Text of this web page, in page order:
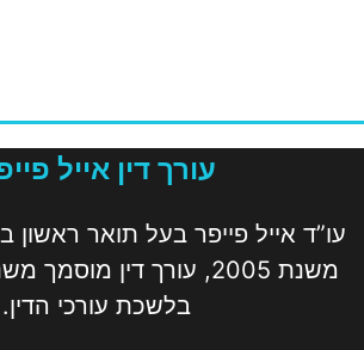
עורך דין אייל
בלשכת עורכי הדין.